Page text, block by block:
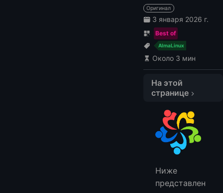
Оригинал
3 января 2026 г.
Best of
AlmaLinux
Около 3 мин
На этой
странице
More FAQ
Ниже
представлен